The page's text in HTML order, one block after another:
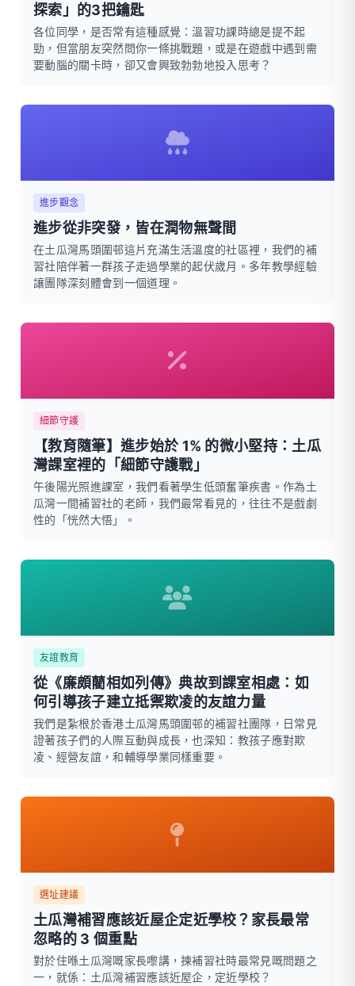
探索」的3把鑰匙
各位同學，是否常有這種感覺：溫習功課時總是提不起
勁，但當朋友突然問你一條挑戰題，或是在遊戲中遇到需
要動腦的關卡時，卻又會興致勃勃地投入思考？
進步觀念
進步從非突發，皆在潤物無聲間
在土瓜灣馬頭圍邨這片充滿生活溫度的社區裡，我們的補
習社陪伴著一群孩子走過學業的起伏歲月。多年教學經驗
讓團隊深刻體會到一個道理。
細節守護
【教育隨筆】進步始於 1% 的微小堅持：土瓜
灣課室裡的「細節守護戰」
午後陽光照進課室，我們看著學生低頭奮筆疾書。作為土
瓜灣一間補習社的老師，我們最常看見的，往往不是戲劇
性的「恍然大悟」。
友誼教育
從《廉頗藺相如列傳》典故到課室相處：如
何引導孩子建立抵禦欺凌的友誼力量
我們是紮根於香港土瓜灣馬頭圍邨的補習社團隊，日常見
證著孩子們的人際互動與成長，也深知：教孩子應對欺
凌、經營友誼，和輔導學業同樣重要。
選址建議
土瓜灣補習應該近屋企定近學校？家長最常
忽略的 3 個重點
對於住喺土瓜灣嘅家長嚟講，揀補習社時最常見嘅問題之
一，就係：土瓜灣補習應該近屋企，定近學校？